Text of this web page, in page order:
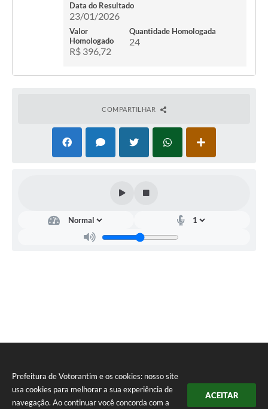
Prefeitura de Votorantim e os cookies: nosso site
usa cookies para melhorar a sua experiência de
navegação. Ao continuar você concorda com a
ACEITAR
Data do Resultado
23/01/2026
Valor
Homologado
R$ 396,72
Quantidade Homologada
24
COMPARTILHAR